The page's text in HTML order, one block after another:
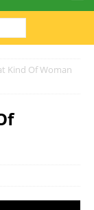
Kind Of Woman